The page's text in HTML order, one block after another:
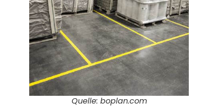
Quelle: boplan.com